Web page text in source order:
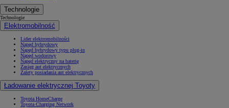
Technologie
Technologie
Elektromobilność
Lider elektromobilności
Napęd hybrydowy
Napęd hybrydowy typu plug-in
Napęd wodorowy
Napęd elektryczny na baterię
Zasięg aut elektrycznych
Zalety posiadania aut elektrycznych
Ładowanie elektrycznej Toyoty
Toyota HomeCharge
Toyota Charging Network